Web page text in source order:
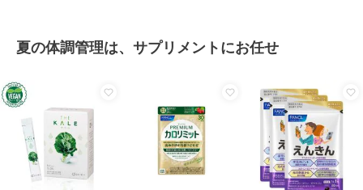
夏の体調管理は、サプリメントにお任せ